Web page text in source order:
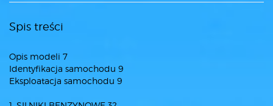
Spis treści
Opis modeli 7
Identyfikacja samochodu 9
Eksploatacja samochodu 9